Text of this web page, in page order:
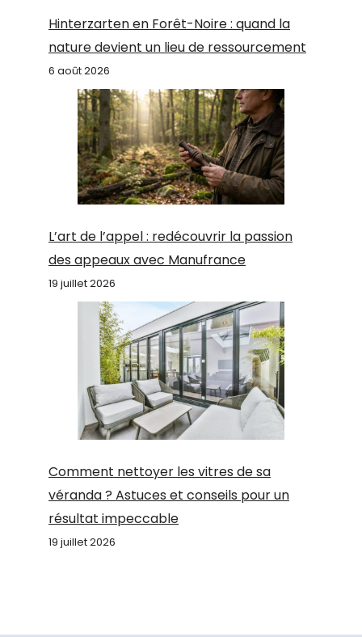
Hinterzarten en Forêt-Noire : quand la
nature devient un lieu de ressourcement
6 août 2026
L’art de l’appel : redécouvrir la passion
des appeaux avec Manufrance
19 juillet 2026
Comment nettoyer les vitres de sa
véranda ? Astuces et conseils pour un
résultat impeccable
19 juillet 2026